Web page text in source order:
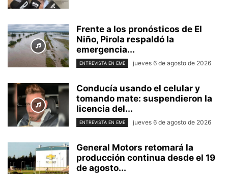
Frente a los pronósticos de El
Niño, Pirola respaldó la
emergencia...
ENTREVISTA EN EME jueves 6 de agosto de 2026
Conducía usando el celular y
tomando mate: suspendieron la
licencia del...
ENTREVISTA EN EME jueves 6 de agosto de 2026
General Motors retomará la
producción continua desde el 19
de agosto...